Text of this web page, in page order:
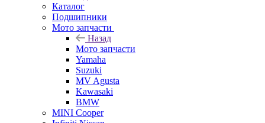
Каталог
Подшипники
Мото запчасти
Назад
Мото запчасти
Yamaha
Suzuki
MV Agusta
Kawasaki
BMW
MINI Cooper